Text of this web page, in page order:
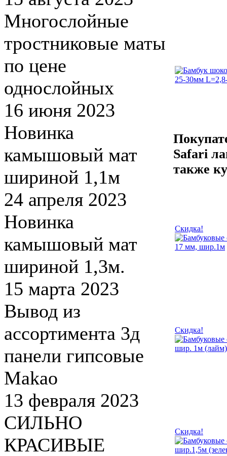
Многослойные
тростниковые маты
по цене
однослойных
16 июня 2023
Новинка
камышовый мат
шириной 1,1м
24 апреля 2023
Новинка
камышовый мат
шириной 1,3м.
15 марта 2023
Вывод из
ассортимента 3д
панели гипсовые
Makao
13 февраля 2023
СИЛЬНО
КРАСИВЫЕ
Safari
также
Скидка!
Скидка!
Скидка!